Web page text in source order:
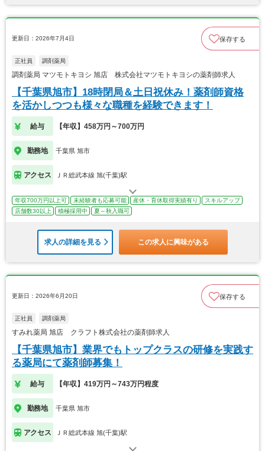
更新日：2026年7月4日 保存する
正社員 調剤薬局
調剤薬局 マツモトキヨシ 旭店 株式会社マツモトキヨシの薬剤師求人
【千葉県旭市】18時閉局＆土日祝休み！薬剤師資格
を活かしつつも様々な職種を経験できます！
給与 【年収】458万円～700万円
勤務地 千葉県 旭市
アクセス ＪＲ総武本線 旭(千葉)駅
年収700万円以上可 未経験者も応募可能 産休・育休取得実績有り
スキルアップ
店舗数30以上
積極採用中 夏～秋入職可
求人の詳細を見る この求人に興味がある
更新日：2026年6月20日 保存する
正社員 調剤薬局
すみれ薬局 旭店 クラフト株式会社の薬剤師求人
【千葉県旭市】業界でもトップクラスの研修を実践す
る薬局にて薬剤師募集！
給与 【年収】419万円～743万円程度
勤務地 千葉県 旭市
アクセス ＪＲ総武本線 旭(千葉)駅